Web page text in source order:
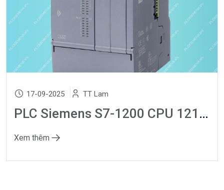
17-09-2025 TT Lam
PLC Siemens S7-1200 CPU 1214C: Datasheet, Manual, Giá và So sánh DC/DC/DC vs AC/DC/RLY
Xem thêm